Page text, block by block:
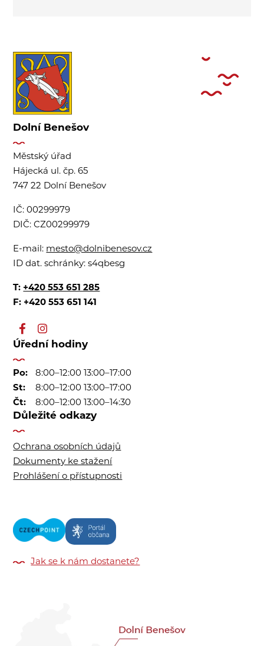
Dolní Benešov
Městský úřad
Hájecká ul. čp. 65
747 22 Dolní Benešov
IČ:00299979
DIČ:CZ00299979
E-mail: mesto@dolnibenesov.cz
ID dat. schránky:s4qbesg
T: +420 553 651 285
F: +420 553 651 141
Úřední hodiny
Po:
8:00–12:00 13:00–17:00
St:
8:00–12:00 13:00–17:00
Čt:
8:00–12:00 13:00–14:30
Důležité odkazy
Ochrana osobních údajů
Dokumenty ke stažení
Prohlášení o přístupnosti
Jak se k nám dostanete?